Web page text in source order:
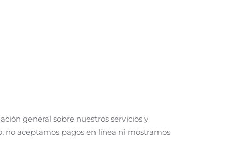
general sobre nuestros servicios y
no aceptamos pagos en línea ni mostramos